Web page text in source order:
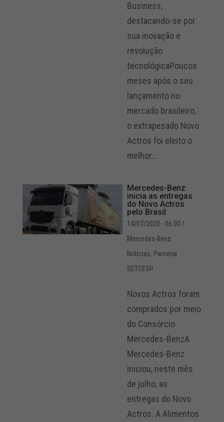
Business,
destacando-se por
sua inovação e
revolução
tecnológicaPoucos
meses após o seu
lançamento no
mercado brasileiro,
o extrapesado Novo
Actros foi eleito o
melhor...
Mercedes-Benz
inicia as entregas
do Novo Actros
pelo Brasil
14/07/2020 - 06:00 /
Mercedes-Benz
Notícias, Parceria
SETCESP
Novos Actros foram
comprados por meio
do Consórcio
Mercedes-BenzA
Mercedes-Benz
iniciou, neste mês
de julho, as
entregas do Novo
Actros. A Alimentos